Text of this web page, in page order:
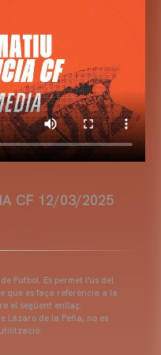
CF 12/03/2025
Futbol. Es permet l'ús del
que es faça referència a la
el següent enllaç:
Lázaro de la Peña, no es